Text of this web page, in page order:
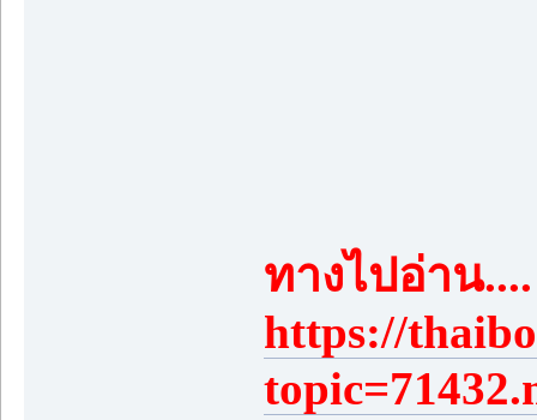
ทางไปอ่าน....
https://